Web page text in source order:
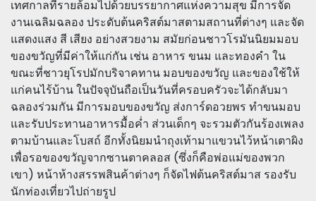
เทศกาลที่รายล้อมไปด้วยบรรยากาศแห่งความสุข มีการจัด
งานเฉลิมฉลอง ประดับต้นคริสต์มาสตามสถานที่ต่างๆ และจัด
แสดงแสง สี เสียง อย่างสวยงาม สมัยก่อนชาวโรมันนิยมมอบ
ของขวัญที่มีค่าให้แก่กัน เช่น อาหาร ขนม และทองคำ ใน
ขณะที่ชาวยุโรปมักบริจาคทาน มอบของขวัญ และของใช้ให้
แก่คนไร้บ้าน ในปัจจุบันถือเป็นวันที่ครอบครัวจะได้กลับมา
ฉลองร่วมกัน มีการมอบของขวัญ ส่งการ์ดอวยพร ทำขนมอบ
และรับประทานอาหารมื้อค่ำ ส่วนเด็กๆ จะรวมตัวกันร้องเพลง
ตามบ้านและโบสถ์ อีกทั้งนิยมนำถุงเท้ามาแขวนไว้หน้าเตาผิง
เพื่อรอของขวัญจากซานตาคลอส (ซึ่งก็คือพ่อแม่ของพวก
เขา) หน้าห้างสรรพสินค้าต่างๆ ก็จัดไฟต้นคริสต์มาส รองรับ
นักท่องเที่ยวไปถ่ายรูป